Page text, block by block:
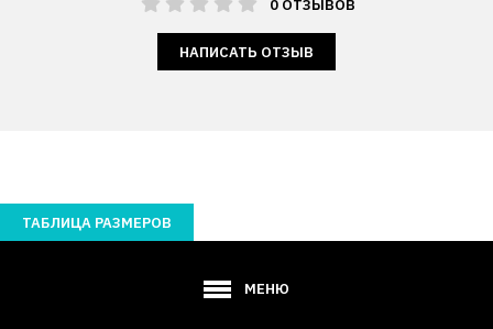
0 ОТЗЫВОВ
НАПИСАТЬ ОТЗЫВ
ТАБЛИЦА РАЗМЕРОВ
МЕНЮ